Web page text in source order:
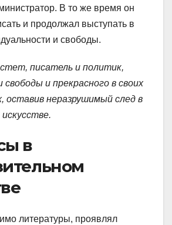
В то же время он
и продолжал выступать в
и свободы.
писатель и политик,
и прекрасного в своих
оставив неразрушимый след в
в
литературы, проявлял